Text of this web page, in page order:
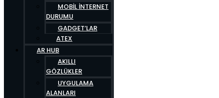
MOBIL İNTERNET
DURUMU
GADGET’LAR
ATEX
AR HUB
AKILLI
GÖZLÜKLER
UYGULAMA
ALANLARI